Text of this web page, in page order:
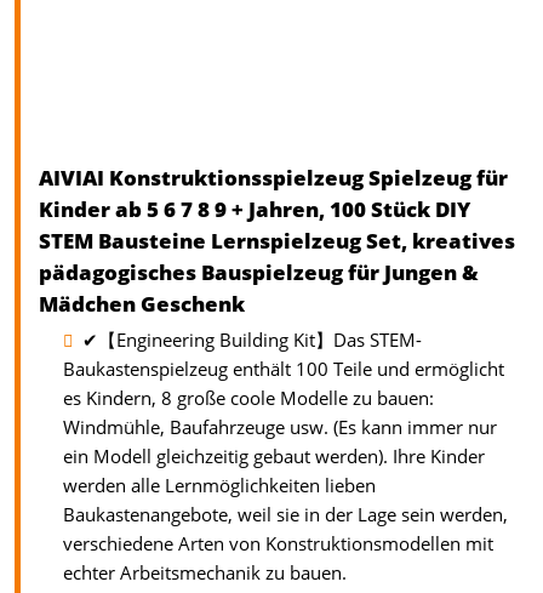
AIVIAI Konstruktionsspielzeug Spielzeug für
Kinder ab 5 6 7 8 9 + Jahren, 100 Stück DIY
STEM Bausteine Lernspielzeug Set, kreatives
pädagogisches Bauspielzeug für Jungen &
Mädchen Geschenk
✔【Engineering Building Kit】Das STEM-
Baukastenspielzeug enthält 100 Teile und ermöglicht
es Kindern, 8 große coole Modelle zu bauen:
Windmühle, Baufahrzeuge usw. (Es kann immer nur
ein Modell gleichzeitig gebaut werden). Ihre Kinder
werden alle Lernmöglichkeiten lieben
Baukastenangebote, weil sie in der Lage sein werden,
verschiedene Arten von Konstruktionsmodellen mit
echter Arbeitsmechanik zu bauen.